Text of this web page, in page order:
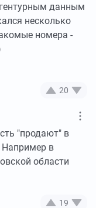
данным
несколько
номера -
20
"продают" в
Например в
области
19